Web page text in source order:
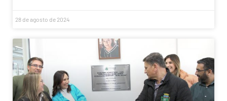
28 de agosto de 2024